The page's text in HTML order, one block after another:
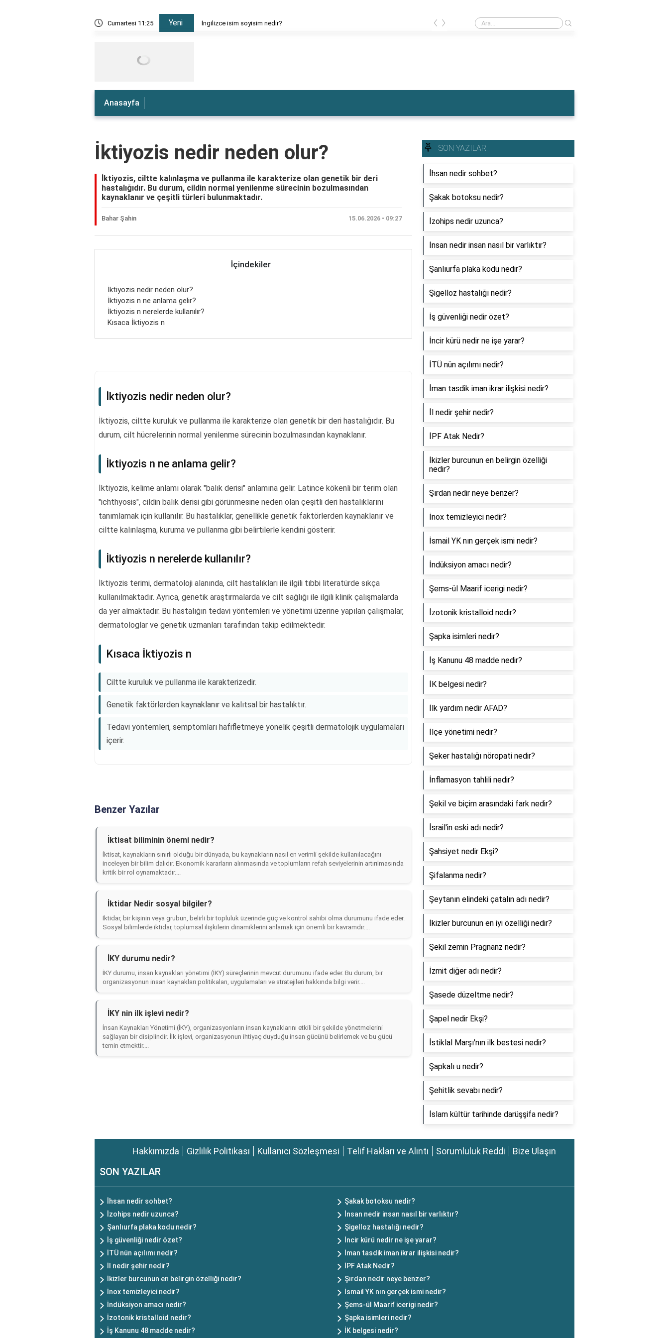
Cumartesi 11:25 Yeni İngilizce isim soyisim nedir? İngiltere'nin en meşhur yemeği nedir?
‹ ›
Anasayfa
İktiyozis nedir neden olur?
İktiyozis, ciltte kalınlaşma ve pullanma ile karakterize olan genetik bir deri
hastalığıdır. Bu durum, cildin normal yenilenme sürecinin bozulmasından
kaynaklanır ve çeşitli türleri bulunmaktadır.
Bahar Şahin 15.06.2026 • 09:27
İçindekiler
İktiyozis nedir neden olur?
İktiyozis n ne anlama gelir?
İktiyozis n nerelerde kullanılır?
Kısaca İktiyozis n
İktiyozis nedir neden olur?
İktiyozis, ciltte kuruluk ve pullanma ile karakterize olan genetik bir deri hastalığıdır. Bu
durum, cilt hücrelerinin normal yenilenme sürecinin bozulmasından kaynaklanır.
İktiyozis n ne anlama gelir?
İktiyozis, kelime anlamı olarak "balık derisi" anlamına gelir. Latince kökenli bir terim olan
"ichthyosis", cildin balık derisi gibi görünmesine neden olan çeşitli deri hastalıklarını
tanımlamak için kullanılır. Bu hastalıklar, genellikle genetik faktörlerden kaynaklanır ve
ciltte kalınlaşma, kuruma ve pullanma gibi belirtilerle kendini gösterir.
İktiyozis n nerelerde kullanılır?
İktiyozis terimi, dermatoloji alanında, cilt hastalıkları ile ilgili tıbbi literatürde sıkça
kullanılmaktadır. Ayrıca, genetik araştırmalarda ve cilt sağlığı ile ilgili klinik çalışmalarda
da yer almaktadır. Bu hastalığın tedavi yöntemleri ve yönetimi üzerine yapılan çalışmalar,
dermatologlar ve genetik uzmanları tarafından takip edilmektedir.
Kısaca İktiyozis n
Ciltte kuruluk ve pullanma ile karakterizedir.
Genetik faktörlerden kaynaklanır ve kalıtsal bir hastalıktır.
Tedavi yöntemleri, semptomları hafifletmeye yönelik çeşitli dermatolojik uygulamaları
içerir.
Benzer Yazılar
İktisat biliminin önemi nedir?
İktisat, kaynakların sınırlı olduğu bir dünyada, bu kaynakların nasıl en verimli şekilde kullanılacağını
inceleyen bir bilim dalıdır. Ekonomik kararların alınmasında ve toplumların refah seviyelerinin artırılmasında
kritik bir rol oynamaktadır....
İktidar Nedir sosyal bilgiler?
İktidar, bir kişinin veya grubun, belirli bir topluluk üzerinde güç ve kontrol sahibi olma durumunu ifade eder.
Sosyal bilimlerde iktidar, toplumsal ilişkilerin dinamiklerini anlamak için önemli bir kavramdır....
İKY durumu nedir?
İKY durumu, insan kaynakları yönetimi (İKY) süreçlerinin mevcut durumunu ifade eder. Bu durum, bir
organizasyonun insan kaynakları politikaları, uygulamaları ve stratejileri hakkında bilgi verir....
İKY nin ilk işlevi nedir?
İnsan Kaynakları Yönetimi (İKY), organizasyonların insan kaynaklarını etkili bir şekilde yönetmelerini
sağlayan bir disiplindir. İlk işlevi, organizasyonun ihtiyaç duyduğu insan gücünü belirlemek ve bu gücü
temin etmektir....
SON YAZILAR
İhsan nedir sohbet?
Şakak botoksu nedir?
İzohips nedir uzunca?
İnsan nedir insan nasıl bir varlıktır?
Şanlıurfa plaka kodu nedir?
Şigelloz hastalığı nedir?
İş güvenliği nedir özet?
İncir kürü nedir ne işe yarar?
İTÜ nün açılımı nedir?
İman tasdik iman ikrar ilişkisi nedir?
İl nedir şehir nedir?
İPF Atak Nedir?
İkizler burcunun en belirgin özelliği
nedir?
Şırdan nedir neye benzer?
İnox temizleyici nedir?
İsmail YK nın gerçek ismi nedir?
İndüksiyon amacı nedir?
Şems-ül Maarif icerigi nedir?
İzotonik kristalloid nedir?
Şapka isimleri nedir?
İş Kanunu 48 madde nedir?
İK belgesi nedir?
İlk yardım nedir AFAD?
İlçe yönetimi nedir?
Şeker hastalığı nöropati nedir?
İnflamasyon tahlili nedir?
Şekil ve biçim arasındaki fark nedir?
İsrail'in eski adı nedir?
Şahsiyet nedir Ekşi?
Şifalanma nedir?
Şeytanın elindeki çatalın adı nedir?
İkizler burcunun en iyi özelliği nedir?
Şekil zemin Pragnanz nedir?
İzmit diğer adı nedir?
Şasede düzeltme nedir?
Şapel nedir Ekşi?
İstiklal Marşı'nın ilk bestesi nedir?
Şapkalı u nedir?
Şehitlik sevabı nedir?
İslam kültür tarihinde darüşşifa nedir?
Hakkımızda Gizlilik Politikası Kullanıcı Sözleşmesi Telif Hakları ve Alıntı Sorumluluk Reddi Bize Ulaşın
SON YAZILAR
İhsan nedir sohbet?
Şakak botoksu nedir?
İzohips nedir uzunca?
İnsan nedir insan nasıl bir varlıktır?
Şanlıurfa plaka kodu nedir?
Şigelloz hastalığı nedir?
İş güvenliği nedir özet?
İncir kürü nedir ne işe yarar?
İTÜ nün açılımı nedir?
İman tasdik iman ikrar ilişkisi nedir?
İl nedir şehir nedir?
İPF Atak Nedir?
İkizler burcunun en belirgin özelliği nedir?
Şırdan nedir neye benzer?
İnox temizleyici nedir?
İsmail YK nın gerçek ismi nedir?
İndüksiyon amacı nedir?
Şems-ül Maarif icerigi nedir?
İzotonik kristalloid nedir?
Şapka isimleri nedir?
İş Kanunu 48 madde nedir?
İK belgesi nedir?